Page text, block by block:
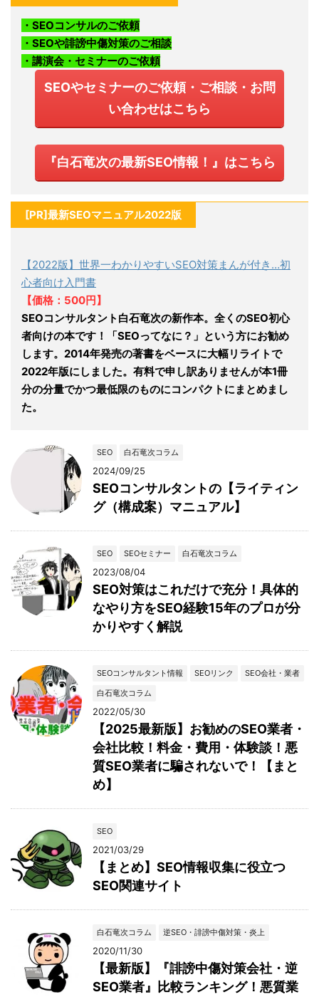
・SEOコンサルのご依頼
・SEOや誹謗中傷対策のご相談
・講演会・セミナーのご依頼
SEOやセミナーのご依頼・ご相談・お問
い合わせはこちら
『白石竜次の最新SEO情報！』はこちら
[PR]最新SEOマニュアル2022版
【2022版】世界一わかりやすいSEO対策まんが付き…初
心者向け入門書
【価格：500円】
SEOコンサルタント白石竜次の新作本。全くのSEO初心
者向けの本です！「SEOってなに？」という方にお勧め
します。2014年発売の著書をベースに大幅リライトで
2022年版にしました。有料で申し訳ありませんが本1冊
分の分量でかつ最低限のものにコンパクトにまとめまし
た。
SEO 白石竜次コラム
2024/09/25
SEOコンサルタントの【ライティン
グ（構成案）マニュアル】
SEO SEOセミナー 白石竜次コラム
2023/08/04
SEO対策はこれだけで充分！具体的
なやり方をSEO経験15年のプロが分
かりやすく解説
SEOコンサルタント情報 SEOリンク
SEO会社・業者
白石竜次コラム
2022/05/30
【2025最新版】お勧めのSEO業者・
会社比較！料金・費用・体験談！悪
質SEO業者に騙されないで！【まと
め】
SEO
2021/03/29
【まとめ】SEO情報収集に役立つ
SEO関連サイト
白石竜次コラム 逆SEO・誹謗中傷対策・炎上
2020/11/30
【最新版】『誹謗中傷対策会社・逆
SEO業者』比較ランキング！悪質業